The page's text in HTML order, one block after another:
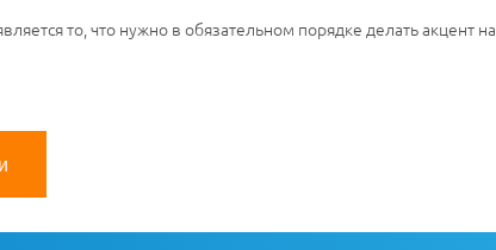
то, что нужно в обязательном порядке делать акцент на